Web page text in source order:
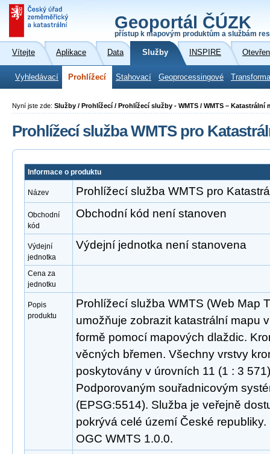
Geoportál ČÚZK
přístup k mapovým produktům a službám
Vítejte Aplikace Data Služby INSPIRE
Vyhledávací Prohlížecí Stahovací Geoprocessingové
Nyní jste zde: Služby / Prohlížecí / Prohlížecí služby - WMTS / WMTS – Katastrální
Prohlížecí služba WMTS pro
Informace o produktu
Název Prohlížecí služba WMTS pro
Obchodní
kód
Obchodní kód není stanoven
Výdejní
jednotka
Výdejní jednotka není stanovena
Cena za
jednotku
Popis
produktu
Prohlížecí služba WMTS (Web Map
umožňuje zobrazit katastrální mapu
formě pomocí mapových dlaždic.
věcných břemen. Všechny vrstvy
poskytovány v úrovních 11 (1 : 3
Podporovaným souřadnicovým
(EPSG:5514). Služba je veřejně
pokrývá celé území České
OGC WMTS 1.0.0.